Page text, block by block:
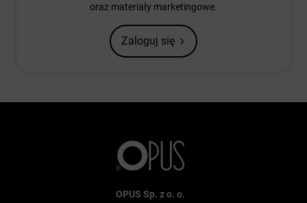
oraz materiały marketingowe.
Zaloguj się
OPUS Sp. z o. o.